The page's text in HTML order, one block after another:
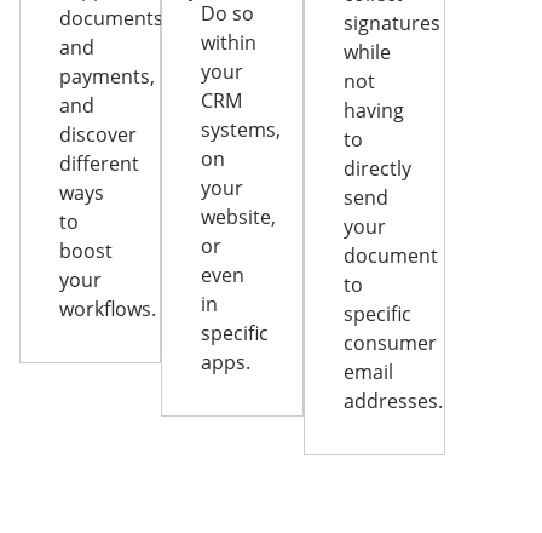
documents
and
payments,
and
discover
different
ways
to
boost
your
workflows.
Do so
within
your
CRM
systems,
on
your
website,
or
even
in
specific
apps.
signatures
while
not
having
to
directly
send
your
document
to
specific
consumer
email
addresses.